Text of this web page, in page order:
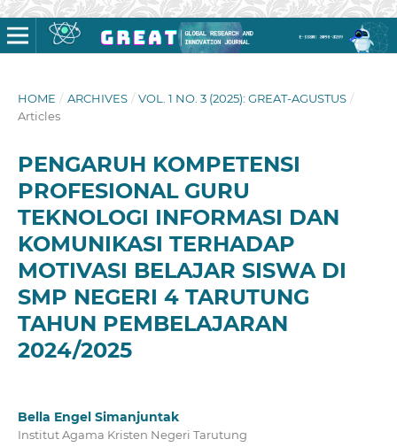
HOME / ARCHIVES / VOL. 1 NO. 3 (2025): GREAT-AGUSTUS /
Articles
PENGARUH KOMPETENSI
PROFESIONAL GURU
TEKNOLOGI INFORMASI DAN
KOMUNIKASI TERHADAP
MOTIVASI BELAJAR SISWA DI
SMP NEGERI 4 TARUTUNG
TAHUN PEMBELAJARAN
2024/2025
Bella Engel Simanjuntak
Institut Agama Kristen Negeri Tarutung